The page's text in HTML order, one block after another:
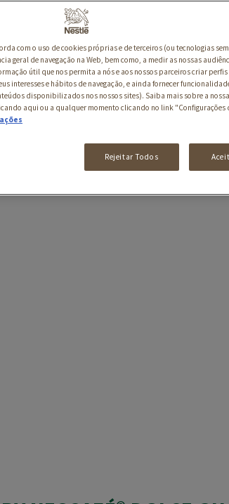
com o uso de cookies próprias e de terceiros (ou tecnologias
geral de navegação na Web, bem como, a medir as nossas
útil que nos permita a nós e aos nossos parceiros criar perfis
interesses e hábitos de navegação, e ainda fornecer
disponibilizados nos nossos sites). Saiba mais sobre a
aqui ou a qualquer momento clicando no link "Configurações
Rejeitar Todos